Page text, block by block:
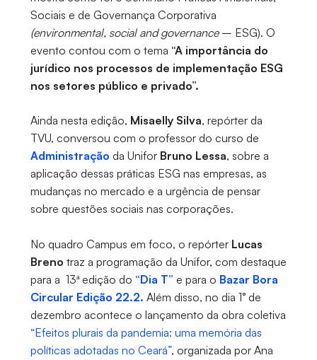
Sociais e de Governança Corporativa
(environmental, social and governance– ESG). O
evento contou com o tema “A importância do
jurídico nos processos de implementação ESG
nos setores público e privado”.
Ainda nesta edição, Misaelly Silva, repórter da
TVU, conversou com o professor do curso de
Administração da Unifor Bruno Lessa, sobre a
aplicação dessas práticas ESG nas empresas, as
mudanças no mercado e a urgência de pensar
sobre questões sociais nas corporações.
No quadro Campus em foco, o repórterLucas
Breno traz a programação da Unifor, com destaque
para a 13ª edição do “Dia T” e para o Bazar Bora
Circular Edição 22.2. Além disso, no dia 1° de
dezembro acontece o lançamento da obra coletiva
“Efeitos plurais da pandemia: uma memória das
políticas adotadas no Ceará”, organizada por Ana